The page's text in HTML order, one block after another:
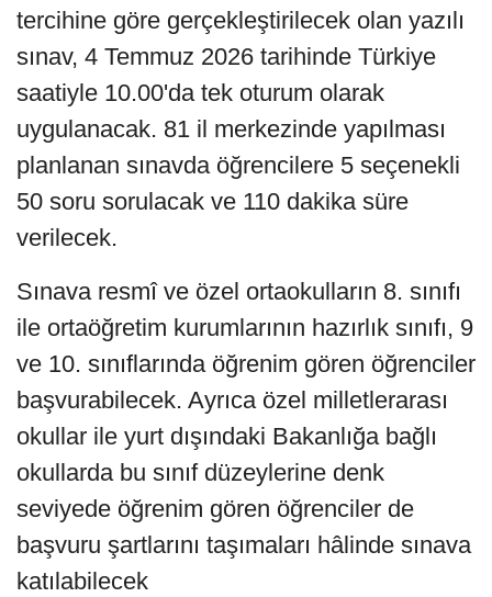
tercihine göre gerçekleştirilecek olan yazılı
sınav, 4 Temmuz 2026 tarihinde Türkiye
saatiyle 10.00'da tek oturum olarak
uygulanacak. 81 il merkezinde yapılması
planlanan sınavda öğrencilere 5 seçenekli
50 soru sorulacak ve 110 dakika süre
verilecek.
Sınava resmî ve özel ortaokulların 8. sınıfı
ile ortaöğretim kurumlarının hazırlık sınıfı, 9
ve 10. sınıflarında öğrenim gören öğrenciler
başvurabilecek. Ayrıca özel milletlerarası
okullar ile yurt dışındaki Bakanlığa bağlı
okullarda bu sınıf düzeylerine denk
seviyede öğrenim gören öğrenciler de
başvuru şartlarını taşımaları hâlinde sınava
katılabilecek